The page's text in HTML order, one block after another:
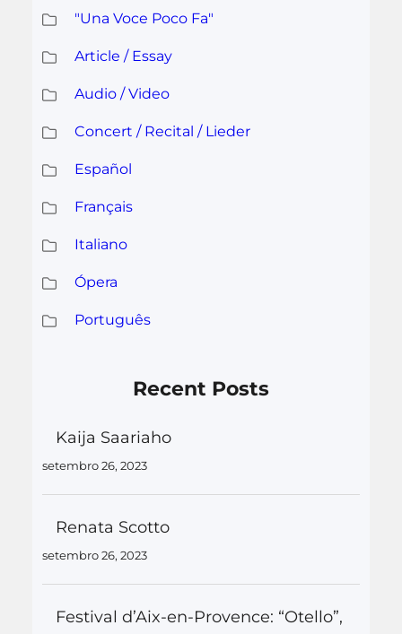
"Una Voce Poco Fa"
Article / Essay
Audio / Video
Concert / Recital / Lieder
Español
Français
Italiano
Ópera
Português
Recent Posts
Kaija Saariaho
setembro 26, 2023
Renata Scotto
setembro 26, 2023
Festival d’Aix-en-Provence: “Otello”,